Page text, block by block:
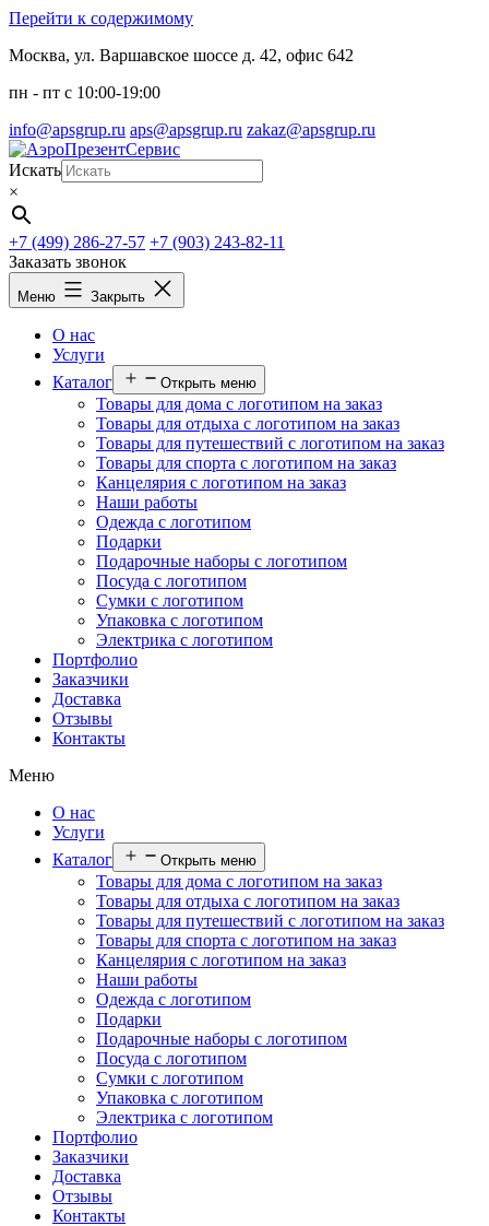
Перейти к содержимому
Москва, ул. Варшавское шоссе д. 42, офис 642
пн - пт c 10:00-19:00
info@apsgrup.ru aps@apsgrup.ru zakaz@apsgrup.ru
Искать
×
+7 (499) 286-27-57 +7 (903) 243-82-11
Заказать звонок
Меню Закрыть
О нас
Услуги
Каталог
Открыть меню
Товары для дома с логотипом на заказ
Товары для отдыха с логотипом на заказ
Товары для путешествий с логотипом на заказ
Товары для спорта с логотипом на заказ
Канцелярия с логотипом на заказ
Наши работы
Одежда с логотипом
Подарки
Подарочные наборы с логотипом
Посуда с логотипом
Сумки с логотипом
Упаковка с логотипом
Электрика с логотипом
Портфолио
Заказчики
Доставка
Отзывы
Контакты
Меню
О нас
Услуги
Каталог
Открыть меню
Товары для дома с логотипом на заказ
Товары для отдыха с логотипом на заказ
Товары для путешествий с логотипом на заказ
Товары для спорта с логотипом на заказ
Канцелярия с логотипом на заказ
Наши работы
Одежда с логотипом
Подарки
Подарочные наборы с логотипом
Посуда с логотипом
Сумки с логотипом
Упаковка с логотипом
Электрика с логотипом
Портфолио
Заказчики
Доставка
Отзывы
Контакты